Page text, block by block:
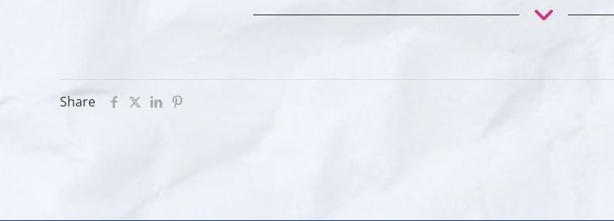
Share